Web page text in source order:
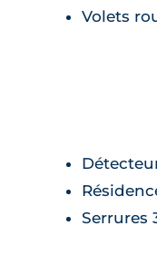
Volets
Serrures